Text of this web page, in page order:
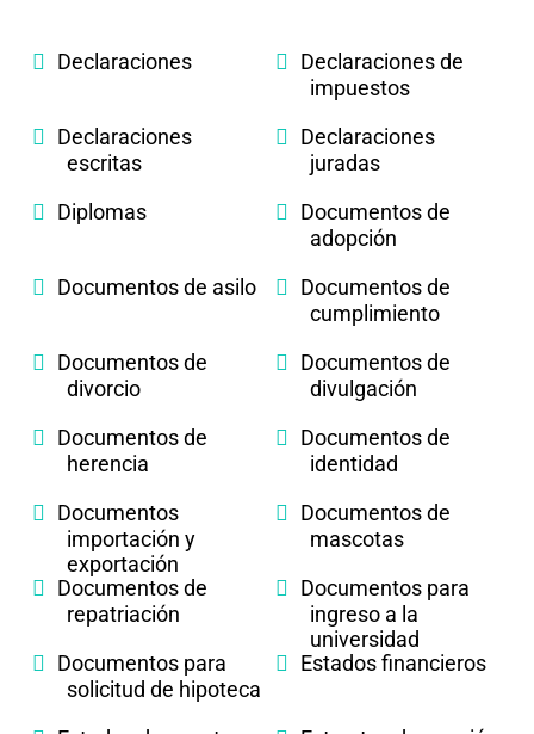
Declaraciones
Declaraciones de
impuestos
Declaraciones
escritas
Declaraciones
juradas
Diplomas
Documentos de
adopción
Documentos de asilo
Documentos de
cumplimiento
Documentos de
divorcio
Documentos de
divulgación
Documentos de
herencia
Documentos de
identidad
Documentos
importación y
exportación
Documentos de
mascotas
Documentos de
repatriación
Documentos para
ingreso a la
universidad
Documentos para
solicitud de hipoteca
Estados financieros